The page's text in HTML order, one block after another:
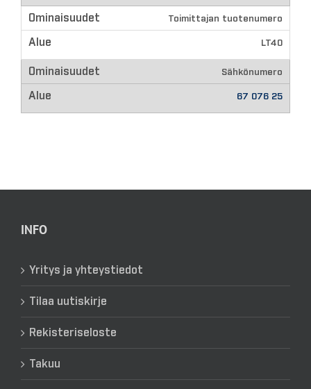
Toimittajan tuotenumero
LT40
Sähkönumero
67 076 25
INFO
Yritys ja yhteystiedot
Tilaa uutiskirje
Rekisteriseloste
Takuu